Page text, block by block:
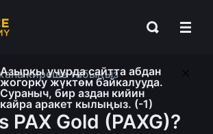
Азыркы учурда сайтта абдан
жогорку жүктөм байкалууда.
Сураныч, бир аздан кийин
кайра аракет кылыңыз. (-1)
киреше табыңыз
PAX Gold (PAXG)?